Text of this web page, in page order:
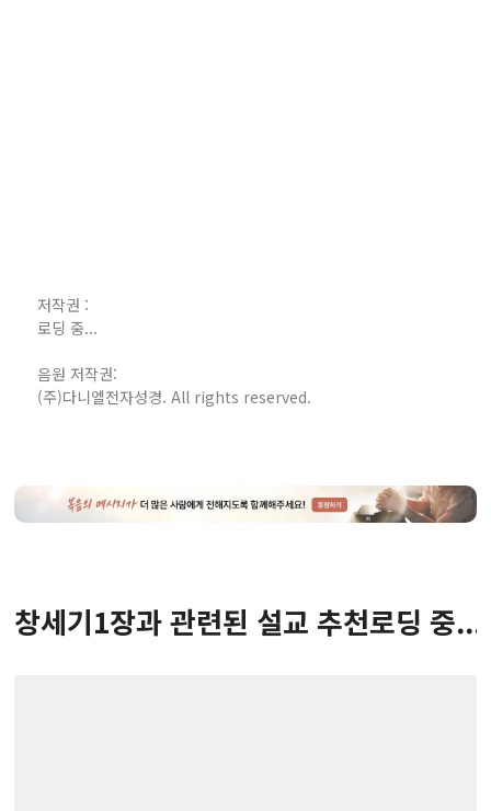
저작권 :
로딩 중...
음원 저작권:
(주)다니엘전자성경. All rights reserved.
창세기1장과 관련된 설교 추천로딩 중...